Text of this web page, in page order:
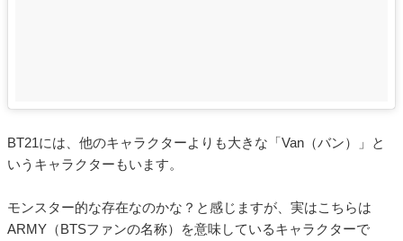
BT21には、他のキャラクターよりも大きな「Van（バン）」と
いうキャラクターもいます。
モンスター的な存在なのかな？と感じますが、実はこちらは
ARMY（BTSファンの名称）を意味しているキャラクターで